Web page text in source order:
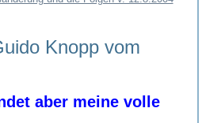
Knopp vom
aber meine volle